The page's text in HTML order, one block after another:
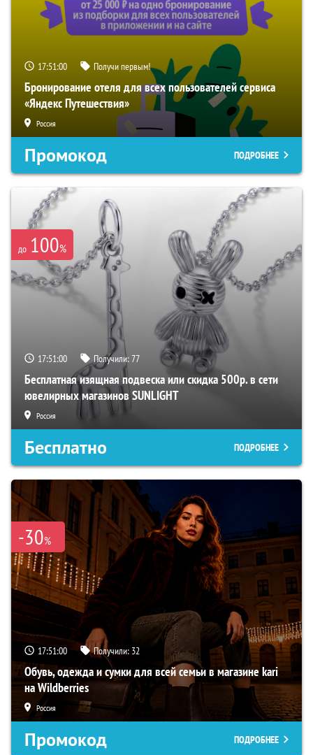
17:50:59 Получи первым!
Бронирование отеля для всех пользователей сервиса
«Яндекс Путешествия»
Россия
Промокод ПОДРОБНЕЕ
до 100%
17:50:59 Получили:77
Бесплатная изящная подвеска или скидка 500р. в сети
ювелирных магазинов SUNLIGHT
Россия
Бесплатно ПОДРОБНЕЕ
-30%
17:50:59 Получили: 32
Обувь, одежда и сумки для всей семьи в магазине kari
на Wildberries
Россия
Промокод ПОДРОБНЕЕ